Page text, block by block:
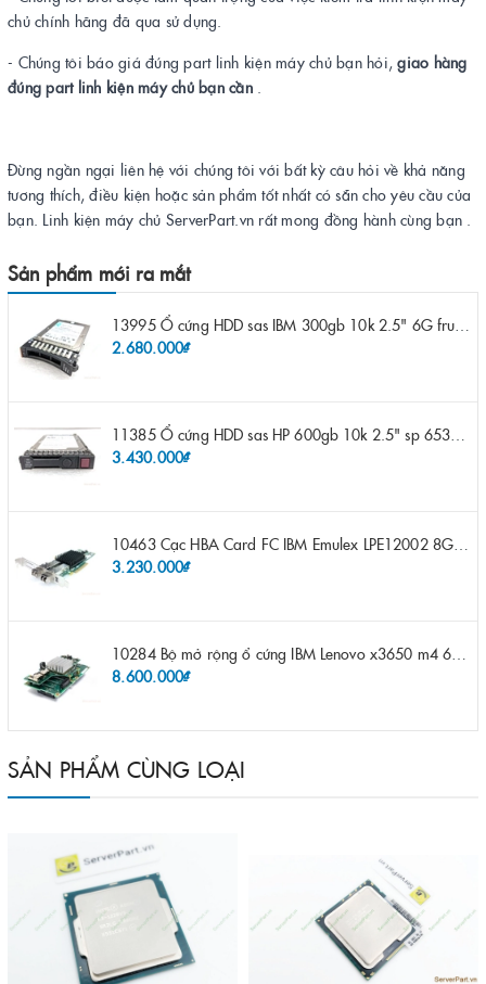
chủ chính hãng đã qua sử dụng.
- Chúng tôi báo giá đúng part linh kiện máy chủ bạn hỏi,giao hàng
đúng part linh kiện máy chủ bạn cần.
Đừng ngần ngại liên hệ với chúng tôi với bất kỳ câu hỏi về khả năng
tương thích, điều kiện hoặc sản phẩm tốt nhất có sẵn cho yêu cầu của
bạn. Linh kiện máy chủ ServerPart.vn rất mong đồng hành cùng bạn .
Sản phẩm mới ra mắt
13995 Ổ cứng HDD sas IBM 300gb 10k 2.5" 6G fru 44W2265 opt 44W2264 pn 44W2268 ST9300503SS
2.680.000₫
11385 Ổ cứng HDD sas HP 600gb 10k 2.5" sp 653957-001 pn 619286-003 pn 641552-003 pn 689287-003 652583-B21
3.430.000₫
10463 Cạc HBA Card FC IBM Emulex LPE12002 8Gb 2 port FC SFP fru 42D0500 pn 42D0496 opt 42D0494 LPE12002
3.230.000₫
10284 Bộ mở rộng ổ cứng IBM Lenovo x3650 m4 69Y5319 8x 2.5" HS HDD Assembly Kit with Expander
8.600.000₫
SẢN PHẨM CÙNG LOẠI